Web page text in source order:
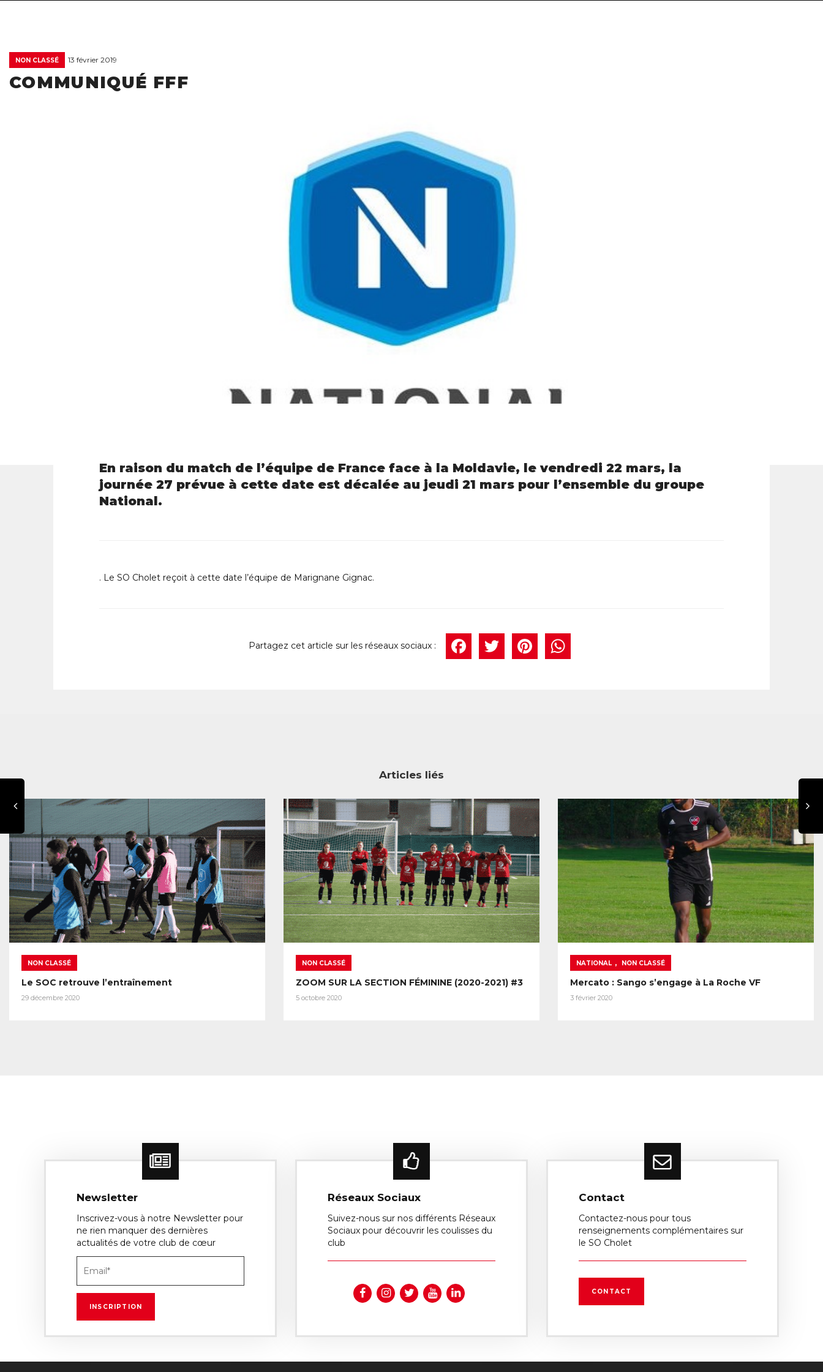
NON CLASSÉ 13 février 2019
COMMUNIQUÉ FFF
En raison du match de l’équipe de France face à la Moldavie, le vendredi 22 mars, la
journée 27 prévue à cette date est décalée au jeudi 21 mars pour l’ensemble du groupe
National.
. Le SO Cholet reçoit à cette date l’équipe de Marignane Gignac.
Facebook
TwitterPinterest
Articles liés
NON CLASSÉ
Le SOC retrouve l’entraînement
29 décembre 2020
NON CLASSÉ
ZOOM SUR LA SECTION FÉMININE (2020-2021) #3
5 octobre 2020
NATIONAL , NON CLASSÉ
Mercato : Sango s’engage à La Roche VF
3 février 2020
Newsletter
Inscrivez-vous à notre Newsletter pour
ne rien manquer des dernières
actualités de votre club de cœur
Réseaux Sociaux
Suivez-nous sur nos différents Réseaux
Sociaux pour découvrir les coulisses du
club
Contact
Contactez-nous pour tous
renseignements complémentaires sur
le SO Cholet
CONTACT